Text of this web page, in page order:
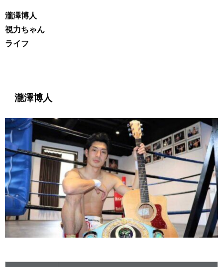
瀧澤博人
視力ちゃん
ライフ
瀧澤博人